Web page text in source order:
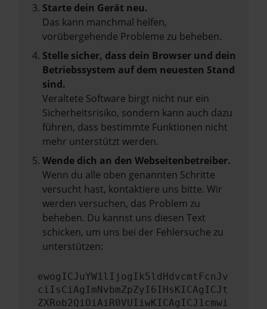
Starte dein Gerät neu.
Das kann manchmal helfen,
vorübergehende Probleme zu beheben.
Stelle sicher, dass dein Browser und dein
Betriebssystem auf dem neuesten Stand
sind.
Veraltete Software birgt nicht nur ein
Sicherheitsrisiko, sondern kann auch dazu
führen, dass bestimmte Funktionen nicht
mehr unterstützt werden.
Wende dich an den Webseitenbetreiber.
Wenn du alle oben genannten Schritte
versucht hast, kontaktiere uns bitte. Wir
werden versuchen, das Problem zu
beheben. Du kannst uns diesen Text
schicken, um uns bei der Fehlersuche zu
unterstützen:
ewogICJuYW1lIjogIk5ldHdvcmtFcnJv
ciIsCiAgImNvbmZpZyI6IHsKICAgICJt
ZXRob2QiOiAiR0VUIiwKICAgICJ1cmwi